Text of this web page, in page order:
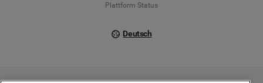
Plattform Status
Deutsch